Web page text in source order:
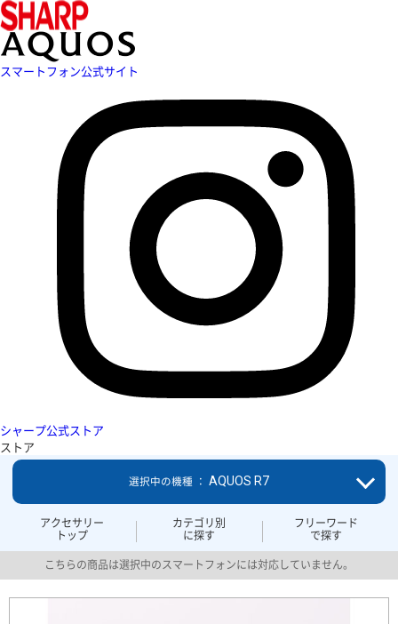
スマートフォン公式サイト
シャープ公式ストア
ストア
アクセサリー
トップ
カテゴリ別
に探す
フリーワード
で探す
選択中の機種 ： AQUOS R7
こちらの商品は選択中のスマートフォンには対応していません。